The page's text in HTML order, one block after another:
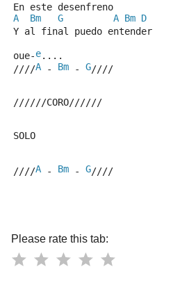
En este desenfreno
A
Bm G A Bm D
Y al final puedo entender
oue-e....
////A - Bm - G////
//////CORO//////
SOLO
////A - Bm - G////
Please rate this tab: